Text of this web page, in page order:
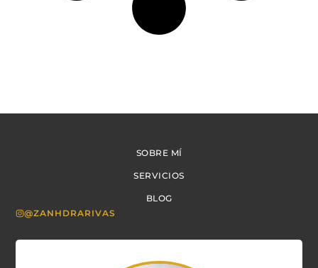
SOBRE MÍ
SERVICIOS
BLOG
@ZANHDRARIVAS